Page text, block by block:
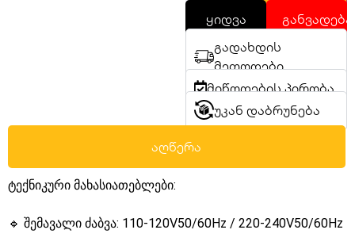
ყიდვა
განვადება
გადახდის
მეთოდები
მიწოდების პირობა
უკან დაბრუნება
აღწერა
ტექნიკური მახასიათებლები:
🔹 შემავალი ძაბვა: 110-120V50/60Hz / 220-240V50/60Hz